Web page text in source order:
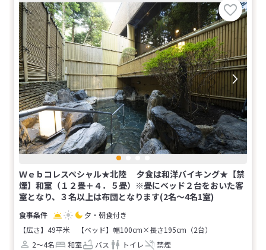
Ｗｅｂコレスペシャル★北陸 夕食は和洋バイキング★【禁
煙】和室（１２畳＋４．５畳）※畳にベッド２台をおいた客
室となり、３名以上は布団となります(2名～4名1室)
夕・朝食付き
【広さ】49平米
【ベッド】幅100cm×長さ195cm（2台）
2～4名
和室 バス トイレ 禁煙